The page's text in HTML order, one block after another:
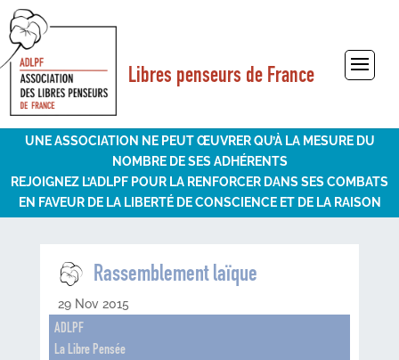
Libres penseurs de France
Sélectionner une page
UNE ASSOCIATION NE PEUT ŒUVRER QU’À LA MESURE DU
NOMBRE DE SES ADHÉRENTS
REJOIGNEZ L’ADLPF POUR LA RENFORCER DANS SES COMBATS
EN FAVEUR DE LA LIBERTÉ DE CONSCIENCE ET DE LA RAISON
Rassemblement laïque
29 Nov 2015
ADLPF
La Libre Pensée